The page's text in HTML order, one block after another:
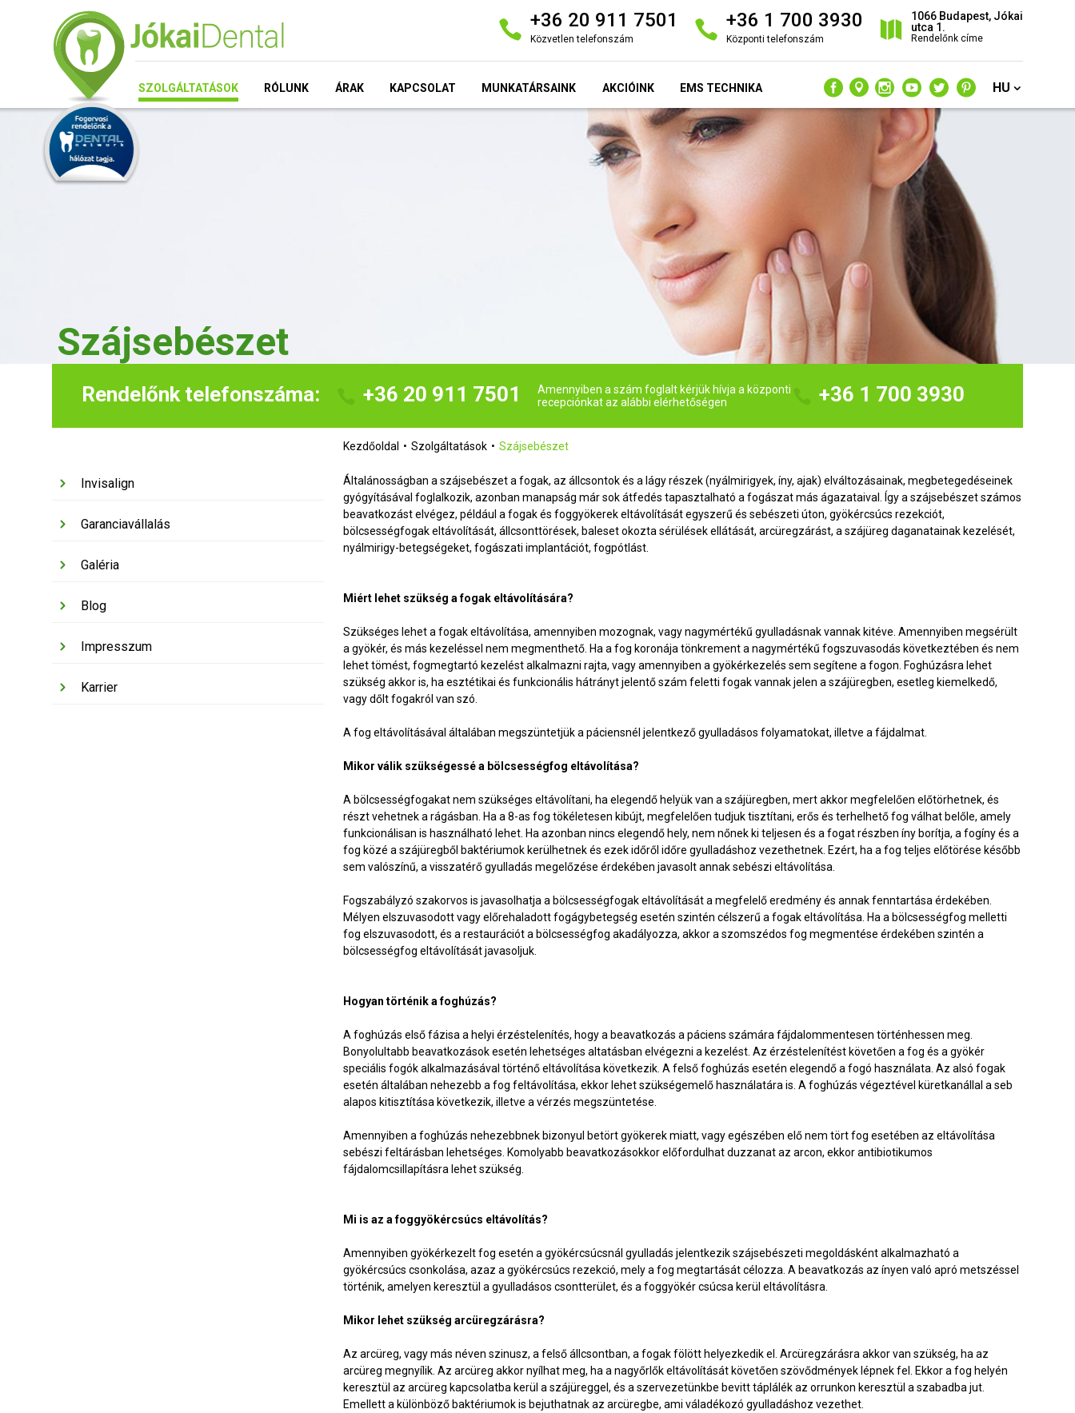
+36 20 911 7501
Közvetlen telefonszám
+36 1 700 3930
Központi telefonszám
1066 Budapest, Jókai
utca 1.
Rendelőnk címe
SZOLGÁLTATÁSOK RÓLUNK ÁRAK KAPCSOLAT MUNKATÁRSAINK AKCIÓINK EMS TECHNIKA HU
Szájsebészet
Rendelőnk telefonszáma: +36 20 911 7501
Amennyiben a szám foglalt kérjük hívja a központi
recepciónkat az alábbi elérhetőségen
+36 1 700 3930
Invisalign
Garanciavállalás
Galéria
Blog
Impresszum
Karrier
Kezdőoldal Szolgáltatások Szájsebészet
Általánosságban a szájsebészet a fogak, az állcsontok és a lágy részek (nyálmirigyek, íny, ajak) elváltozásainak, megbetegedéseinek
gyógyításával foglalkozik, azonban manapság már sok átfedés tapasztalható a fogászat más ágazataival. Így a szájsebészet számos
beavatkozást elvégez, például a fogak és foggyökerek eltávolítását egyszerű és sebészeti úton, gyökércsúcs rezekciót,
bölcsességfogak eltávolítását, állcsonttörések, baleset okozta sérülések ellátását, arcüregzárást, a szájüreg daganatainak kezelését,
nyálmirigy-betegségeket, fogászati implantációt, fogpótlást.
Miért lehet szükség a fogak eltávolítására?
Szükséges lehet a fogak eltávolítása, amennyiben mozognak, vagy nagymértékű gyulladásnak vannak kitéve. Amennyiben megsérült
a gyökér, és más kezeléssel nem megmenthető. Ha a fog koronája tönkrement a nagymértékű fogszuvasodás következtében és nem
lehet tömést, fogmegtartó kezelést alkalmazni rajta, vagy amennyiben a gyökérkezelés sem segítene a fogon. Foghúzásra lehet
szükség akkor is, ha esztétikai és funkcionális hátrányt jelentő szám feletti fogak vannak jelen a szájüregben, esetleg kiemelkedő,
vagy dőlt fogakról van szó.
A fog eltávolításával általában megszüntetjük a páciensnél jelentkező gyulladásos folyamatokat, illetve a fájdalmat.
Mikor válik szükségessé a bölcsességfog eltávolítása?
A bölcsességfogakat nem szükséges eltávolítani, ha elegendő helyük van a szájüregben, mert akkor megfelelően előtörhetnek, és
részt vehetnek a rágásban. Ha a 8-as fog tökéletesen kibújt, megfelelően tudjuk tisztítani, erős és terhelhető fog válhat belőle, amely
funkcionálisan is használható lehet. Ha azonban nincs elegendő hely, nem nőnek ki teljesen és a fogat részben íny borítja, a fogíny és a
fog közé a szájüregből baktériumok kerülhetnek és ezek időről időre gyulladáshoz vezethetnek. Ezért, ha a fog teljes előtörése később
sem valószínű, a visszatérő gyulladás megelőzése érdekében javasolt annak sebészi eltávolítása.
Fogszabályzó szakorvos is javasolhatja a bölcsességfogak eltávolítását a megfelelő eredmény és annak fenntartása érdekében.
Mélyen elszuvasodott vagy előrehaladott fogágybetegség esetén szintén célszerű a fogak eltávolítása. Ha a bölcsességfog melletti
fog elszuvasodott, és a restaurációt a bölcsességfog akadályozza, akkor a szomszédos fog megmentése érdekében szintén a
bölcsességfog eltávolítását javasoljuk.
Hogyan történik a foghúzás?
A foghúzás első fázisa a helyi érzéstelenítés, hogy a beavatkozás a páciens számára fájdalommentesen történhessen meg.
Bonyolultabb beavatkozások esetén lehetséges altatásban elvégezni a kezelést. Az érzéstelenítést követően a fog és a gyökér
speciális fogók alkalmazásával történő eltávolítása következik. A felső foghúzás esetén elegendő a fogó használata. Az alsó fogak
esetén általában nehezebb a fog feltávolítása, ekkor lehet szükségemelő használatára is. A foghúzás végeztével küretkanállal a seb
alapos kitisztítása következik, illetve a vérzés megszüntetése.
Amennyiben a foghúzás nehezebbnek bizonyul betört gyökerek miatt, vagy egészében elő nem tört fog esetében az eltávolítása
sebészi feltárásban lehetséges. Komolyabb beavatkozásokkor előfordulhat duzzanat az arcon, ekkor antibiotikumos
fájdalomcsillapításra lehet szükség.
Mi is az a foggyökércsúcs eltávolítás?
Amennyiben gyökérkezelt fog esetén a gyökércsúcsnál gyulladás jelentkezik szájsebészeti megoldásként alkalmazható a
gyökércsúcs csonkolása, azaz a gyökércsúcs rezekció, mely a fog megtartását célozza. A beavatkozás az ínyen való apró metszéssel
történik, amelyen keresztül a gyulladásos csontterület, és a foggyökér csúcsa kerül eltávolításra.
Mikor lehet szükség arcüregzárásra?
Az arcüreg, vagy más néven szinusz, a felső állcsontban, a fogak fölött helyezkedik el. Arcüregzárásra akkor van szükség, ha az
arcüreg megnyílik. Az arcüreg akkor nyílhat meg, ha a nagyőrlők eltávolítását követően szövődmények lépnek fel. Ekkor a fog helyén
keresztül az arcüreg kapcsolatba kerül a szájüreggel, és a szervezetünkbe bevitt táplálék az orrunkon keresztül a szabadba jut.
Emellett a különböző baktériumok is bejuthatnak az arcüregbe, ami váladékozó gyulladáshoz vezethet.